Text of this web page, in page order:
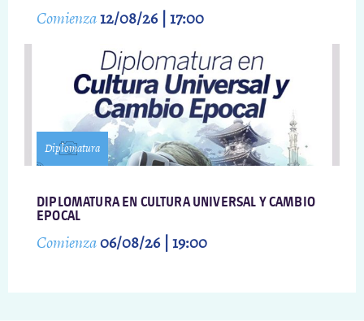
Comienza12/08/26 | 17:00
Diplomatura
DIPLOMATURA EN CULTURA UNIVERSAL Y CAMBIO
EPOCAL
Comienza06/08/26 | 19:00